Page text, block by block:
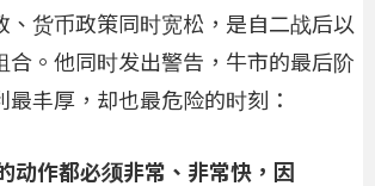
、货币政策同时宽松，是自二战后以
合。他同时发出警告，牛市的最后阶
最丰厚，却也最危险的时刻：
动作都必须非常、非常快，因